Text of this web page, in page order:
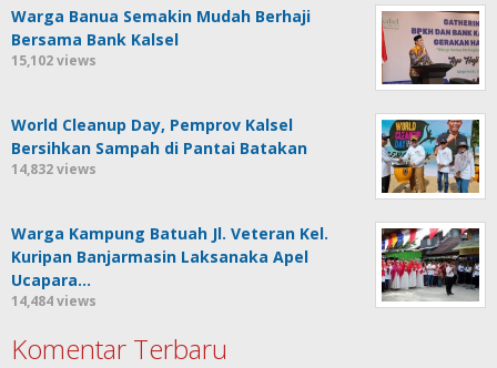
Warga Banua Semakin Mudah Berhaji
Bersama Bank Kalsel
15,102 views
World Cleanup Day, Pemprov Kalsel
Bersihkan Sampah di Pantai Batakan
14,832 views
Warga Kampung Batuah Jl. Veteran Kel.
Kuripan Banjarmasin Laksanaka Apel
Ucapara…
14,484 views
Komentar Terbaru